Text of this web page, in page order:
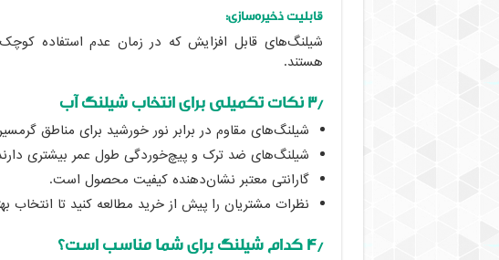
قابلیت ذخیره‌سازی:
شیلنگ‌های قابل افزایش که در زمان عدم استفاده
هستند.
۳٫ نکات تکمیلی برای انتخاب شیلنگ آب
شیلنگ‌های مقاوم در برابر نور خورشید برای مناطق
شیلنگ‌های ضد ترک و پیچ‌خوردگی طول عمر بیشتری
گارانتی معتبر نشان‌دهنده کیفیت محصول است.
نظرات مشتریان را پیش از خرید مطالعه کنید تا انتخاب
۴٫ کدام شیلنگ برای شما مناسب است؟